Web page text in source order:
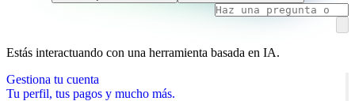
Estás interactuando con una herramienta basada en IA.
Gestiona tu cuenta
Tu perfil, tus pagos y mucho más.